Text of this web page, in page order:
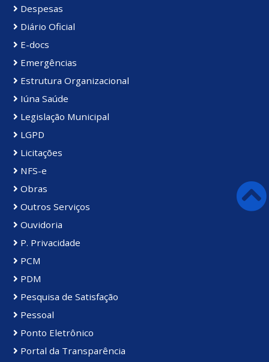
Despesas
Diário Oficial
E-docs
Emergências
Estrutura Organizacional
Iúna Saúde
Legislação Municipal
LGPD
Licitações
NFS-e
Obras
Outros Serviços
Ouvidoria
P. Privacidade
PCM
PDM
Pesquisa de Satisfação
Pessoal
Ponto Eletrônico
Portal da Transparência